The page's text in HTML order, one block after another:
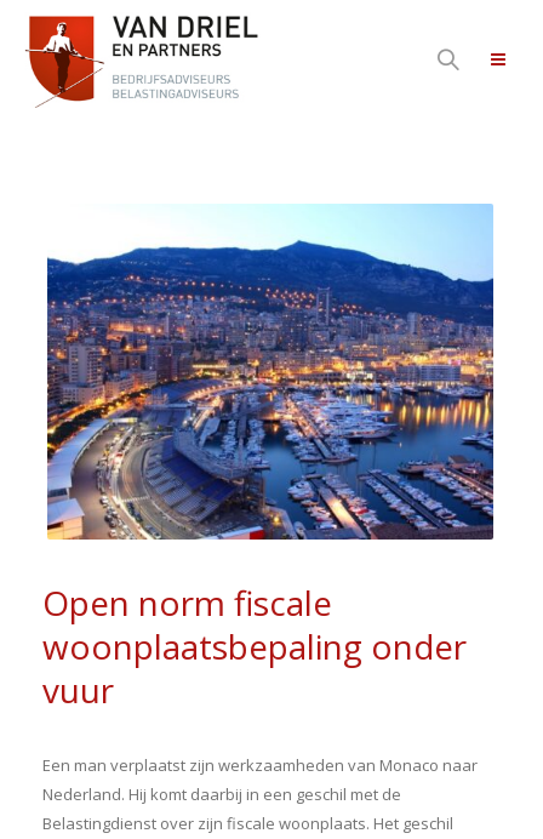
Open norm fiscale
woonplaatsbepaling onder
vuur
Een man verplaatst zijn werkzaamheden van Monaco naar
Nederland. Hij komt daarbij in een geschil met de
Belastingdienst over zijn fiscale woonplaats. Het geschil